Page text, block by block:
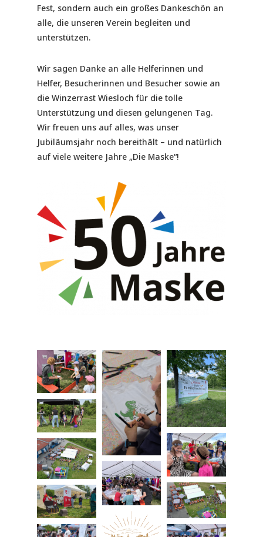
Fest, sondern auch ein großes Dankeschön an
alle, die unseren Verein begleiten und
unterstützen.
Wir sagen Danke an alle Helferinnen und
Helfer, Besucherinnen und Besucher sowie an
die Winzerrast Wiesloch für die tolle
Unterstützung und diesen gelungenen Tag.
Wir freuen uns auf alles, was unser
Jubiläumsjahr noch bereithält – und natürlich
auf viele weitere Jahre „Die Maske“!